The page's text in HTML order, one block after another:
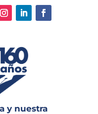
y nuestra